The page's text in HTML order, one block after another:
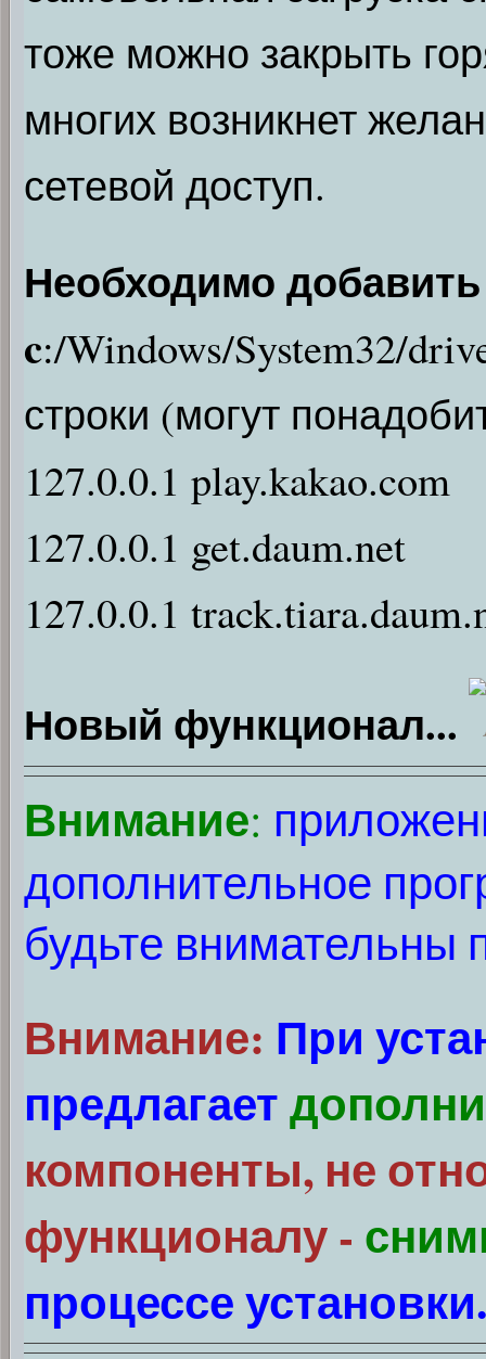
тоже можно закрыть
многих возникнет
сетевой доступ.
Необходимо
c:/Windows/System32/
строки (могут
127.0.0.1 play.kakao.com
127.0.0.1 get.daum.net
127.0.0.1
Новый функционал...
Внимание:
дополнительное
будьте внимательны
Внимание: При
предлагает
компоненты, не
функционалу -
процессе установки.